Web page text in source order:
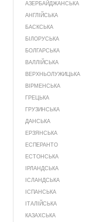
АЗЕРБАЙДЖАНСЬКА
АНГЛІЙСЬКА
БАСКСЬКА
БІЛОРУСЬКА
БОЛГАРСЬКА
ВАЛЛІЙСЬКА
ВЕРХНЬОЛУЖИЦЬКА
ВІРМЕНСЬКА
ГРЕЦЬКА
ГРУЗИНСЬКА
ДАНСЬКА
ЕРЗЯНСЬКА
ЕСПЕРАНТО
ЕСТОНСЬКА
ІРЛАНДСЬКА
ІСЛАНДСЬКА
ІСПАНСЬКА
ІТАЛІЙСЬКА
КАЗАХСЬКА